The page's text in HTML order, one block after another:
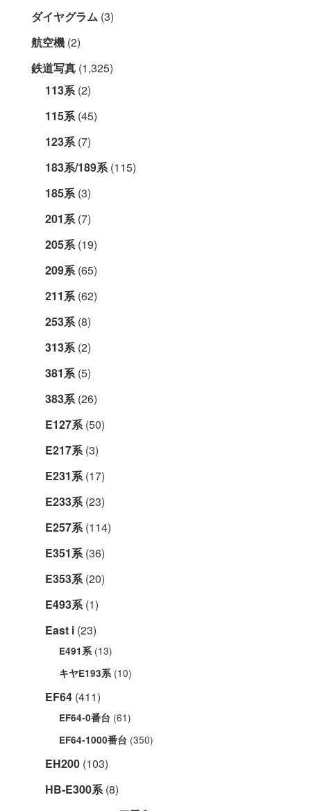
ダイヤグラム (3)
航空機 (2)
鉄道写真 (1,325)
113系(2)
115系(45)
123系(7)
183系/189系(115)
185系(3)
201系(7)
205系(19)
209系(65)
211系(62)
253系(8)
313系(2)
381系(5)
383系(26)
E127系(50)
E217系(3)
E231系(17)
E233系(23)
E257系(114)
E351系(36)
E353系(20)
E493系(1)
East i (23)
E491系(13)
キヤE193系(10)
EF64 (411)
EF64-0番台 (61)
EF64-1000番台 (350)
EH200 (103)
HB-E300系(8)